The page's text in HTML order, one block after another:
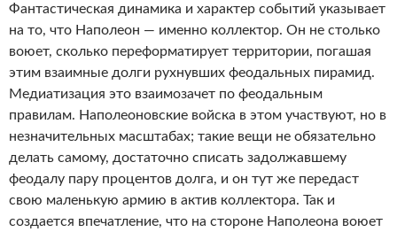
Фантастическая динамика и характер событий указывает
на то, что Наполеон — именно коллектор. Он не столько
воюет, сколько переформатирует территории, погашая
этим взаимные долги рухнувших феодальных пирамид.
Медиатизация это взаимозачет по феодальным
правилам. Наполеоновские войска в этом участвуют, но в
незначительных масштабах; такие вещи не обязательно
делать самому, достаточно списать задолжавшему
феодалу пару процентов долга, и он тут же передаст
свою маленькую армию в актив коллектора. Так и
создается впечатление, что на стороне Наполеона воюет